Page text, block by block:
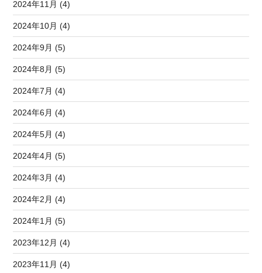
2024年11月 (4)
2024年10月 (4)
2024年9月 (5)
2024年8月 (5)
2024年7月 (4)
2024年6月 (4)
2024年5月 (4)
2024年4月 (5)
2024年3月 (4)
2024年2月 (4)
2024年1月 (5)
2023年12月 (4)
2023年11月 (4)